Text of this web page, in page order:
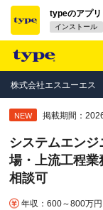
typeのアプリ
インストール
株式会社エスユーエス
NEW 掲載期間：
システムエン
場・上流工程
相談可
年収：600～800万円